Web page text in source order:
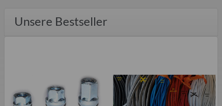
Unsere Bestseller